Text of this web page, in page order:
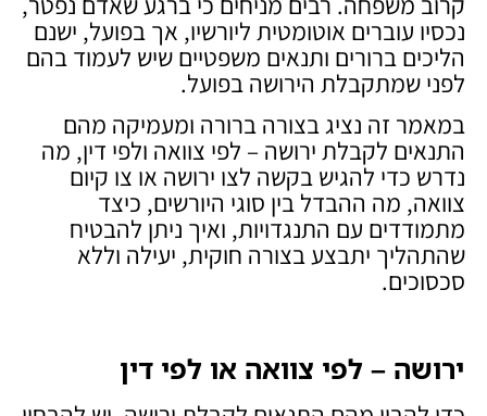
נכסיו עוברים אוטומטית ליורשיו, אך בפועל, ישנם
הליכים ברורים ותנאים משפטיים שיש לעמוד בהם
לפני שמתקבלת הירושה בפועל.
במאמר זה נציג בצורה ברורה ומעמיקה מהם
התנאים לקבלת ירושה – לפי צוואה ולפי דין, מה
נדרש כדי להגיש בקשה לצו ירושה או צו קיום
צוואה, מה ההבדל בין סוגי היורשים, כיצד
מתמודדים עם התנגדויות, ואיך ניתן להבטיח
שהתהליך יתבצע בצורה חוקית, יעילה וללא
סכסוכים.
ירושה – לפי צוואה או לפי דין